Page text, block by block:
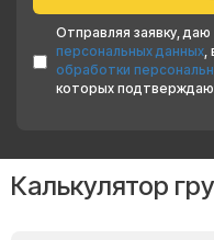
Отправляя заявку, даю
персональных данных,
обработки
которых подтверждаю
Калькулятор